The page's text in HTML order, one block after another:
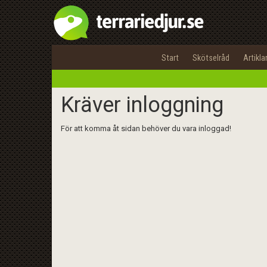
Start Skötselråd Artiklar
Kräver inloggning
För att komma åt sidan behöver du vara inloggad!